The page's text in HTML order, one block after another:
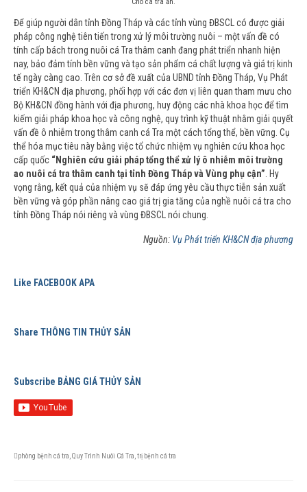
Để giúp người dân tỉnh Đồng Tháp và các tỉnh vùng ĐBSCL có được giải
pháp công nghệ tiên tiến trong xử lý môi trường nuôi – một vấn đề có
tính cấp bách trong nuôi cá Tra thâm canh đang phát triển nhanh hiện
nay, bảo đảm tính bền vững và tạo sản phẩm cá chất lượng và giá trị kinh
tế ngày càng cao. Trên cơ sở đề xuất của UBND tỉnh Đồng Tháp, Vụ Phát
triển KH&CN địa phương, phối hợp với các đơn vị liên quan tham mưu cho
Bộ KH&CN đồng hành với địa phương, huy động các nhà khoa học để tìm
kiếm giải pháp khoa học và công nghệ, quy trình kỹ thuật nhằm giải quyết
vấn đề ô nhiễm trong thâm canh cá Tra một cách tổng thể, bền vững. Cụ
thể hóa mục tiêu này bằng việc tổ chức nhiệm vụ nghiên cứu khoa học
cấp quốc “Nghiên cứu giải pháp tổng thể xử lý ô nhiễm môi trường
ao nuôi cá tra thâm canh tại tỉnh Đồng Tháp và Vùng phụ cận” . Hy
vọng rằng, kết quả của nhiệm vụ sẽ đáp ứng yêu cầu thực tiễn sản xuất
bền vững và góp phần nâng cao giá trị gia tăng của nghề nuôi cá tra cho
tỉnh Đồng Tháp nói riêng và vùng ĐBSCL nói chung.
Nguồn: Vụ Phát triển KH&CN địa phương
Like FACEBOOK APA
Share THÔNG TIN THỦY SẢN
Subscribe BẢNG GIÁ THỦY SẢN
phòng bệnh cá tra Quy Trình Nuôi Cá Tra trị bệnh cá tra